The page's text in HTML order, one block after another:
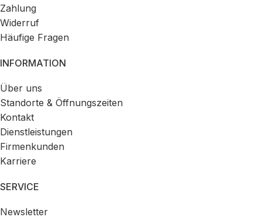
Zahlung
Widerruf
Häufige Fragen
INFORMATION
Über uns
Standorte & Öffnungszeiten
Kontakt
Dienstleistungen
Firmenkunden
Karriere
SERVICE
Newsletter